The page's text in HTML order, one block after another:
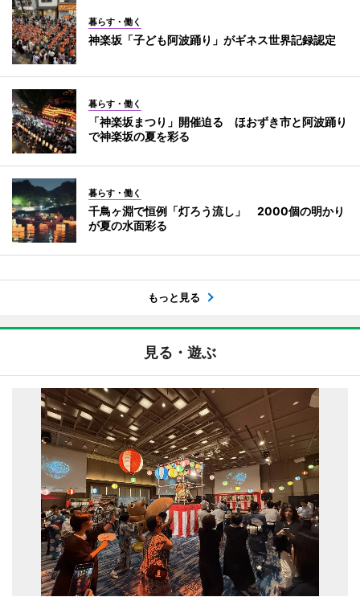
暮らす・働く
神楽坂「子ども阿波踊り」がギネス世界記録認定
暮らす・働く
「神楽坂まつり」開催迫る ほおずき市と阿波踊り
で神楽坂の夏を彩る
暮らす・働く
千鳥ヶ淵で恒例「灯ろう流し」 2000個の明かり
が夏の水面彩る
もっと見る
見る・遊ぶ